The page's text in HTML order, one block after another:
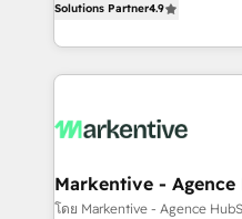
AI, & maximize AEO with
Integrations: Extend
Win more business -
lead & deal conversion
What do you get? 🤓 Our client's are too busy to
Personal Consultant +
heavy lifting of mapping
Solutions Partner4.9
Markentive - Agence
โดย Markentive - Agence